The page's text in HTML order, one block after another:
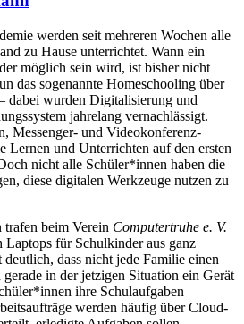
werden seit mehreren Wochen alle
zu Hause unterrichtet. Wann ein
möglich sein wird, ist bisher nicht
das sogenannte Homeschooling über
dabei wurden Digitalisierung und
jahrelang vernachlässigt.
Messenger- und Videokonferenz-
Lernen und Unterrichten auf den ersten
nicht alle Schüler*innen haben die
diese digitalen Werkzeuge nutzen zu
trafen beim Verein Computertruhe e. V.
Laptops für Schulkinder aus ganz
dass nicht jede Familie einen
in der jetzigen Situation ein Gerät
ihre Schulaufgaben
werden häufig über Cloud-